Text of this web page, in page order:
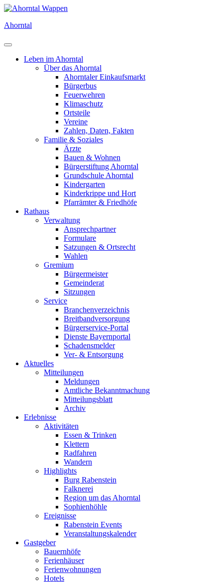
Direkt
Inhalt
Ahorntal
Leben im Ahorntal
Über das Ahorntal
Ahorntaler Einkaufsmarkt
Bürgerbus
Feuerwehren
Klimaschutz
Ortsteile
Vereine
Zahlen, Daten, Fakten
Familie & Soziales
Ärzte
Bauen & Wohnen
Bürgerstiftung Ahorntal
Grundschule Ahorntal
Kindergarten
Kinderkrippe und Hort
Pfarrämter & Friedhöfe
Rathaus
Verwaltung
Ansprechpartner
Formulare
Satzungen & Ortsrecht
Wahlen
Gremium
Bürgermeister
Gemeinderat
Sitzungen
Service
Branchenverzeichnis
Breitbandversorgung
Bürgerservice-Portal
Dienste Bayernportal
Schadensmelder
Ver- & Entsorgung
Aktuelles
Mitteilungen
Meldungen
Amtliche Bekanntmachung
Mitteilungsblatt
Archiv
Erlebnisse
Aktivitäten
Essen & Trinken
Klettern
Radfahren
Wandern
Highlights
Burg Rabenstein
Falknerei
Region um das Ahorntal
Sophienhöhle
Ereignisse
Rabenstein Events
Veranstaltungskalender
Gastgeber
Bauernhöfe
Ferienhäuser
Ferienwohnungen
Hotels